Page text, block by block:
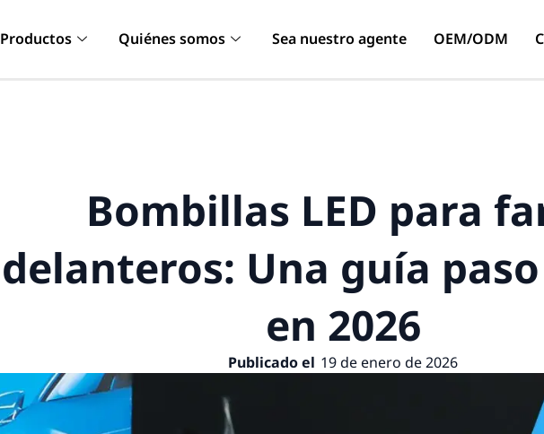
Productos Quiénes somos Sea nuestro agente OEM/ODM
Bombillas LED para
delanteros: Una guía
en 2026
Publicado el 19 de enero de 2026